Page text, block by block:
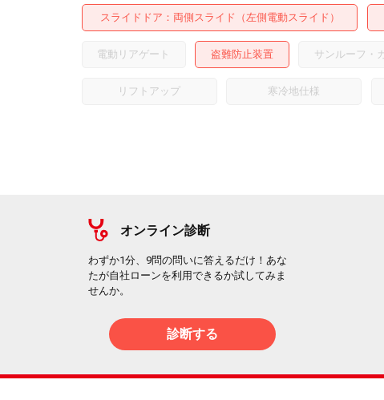
スライドドア 両側スライド（左側電動スライド）
電動リアゲート 盗難防止装置 サンルーフ・
リフトアップ 寒冷地仕様
オンライン診断
わずか1分、9問の問いに答えるだけ！あな
たが自社ローンを利用できるか試してみま
せんか。
診断する